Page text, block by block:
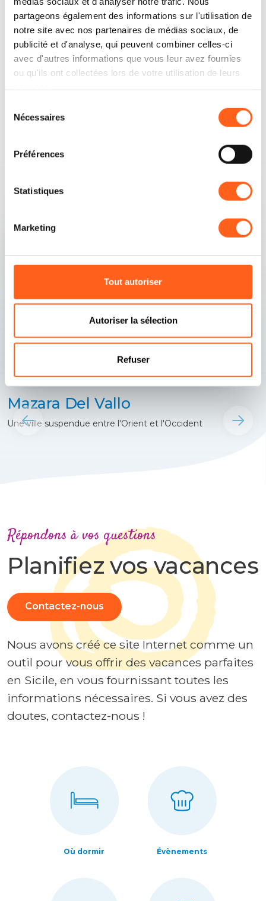
partageons également des informations sur l'utilisation de
notre site avec nos partenaires de médias sociaux, de
publicité et d'analyse, qui peuvent combiner celles-ci
avec d'autres informations que vous leur avez fournies
ou qu'ils ont collectées lors de votre utilisation de leurs
Nécessaires
Préférences
Statistiques
Marketing
Tout autoriser
Autoriser la sélection
Refuser
Comment y arriver
Demander des informations
Contenu associé
Mazara Del Vallo
Une ville suspendue entre l'Orient et l'Occident
Répondons à vos questions
Planifiez vos vacances
Contactez-nous
Nous avons créé ce site Internet comme un
outil pour vous offrir des vacances parfaites
en Sicile, en vous fournissant toutes les
informations nécessaires. Si vous avez des
doutes, contactez-nous !
Où dormir Évènements